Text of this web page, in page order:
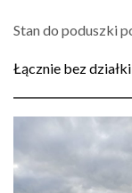
Stan do poduszki
Łącznie bez działki